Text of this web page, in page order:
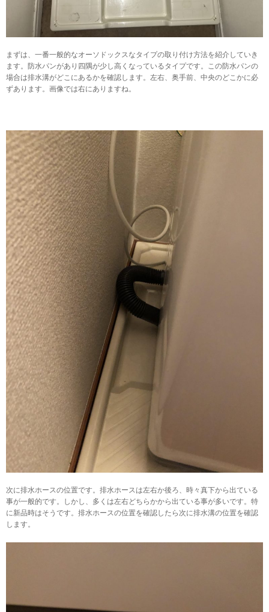
まずは、一番一般的なオーソドックスなタイプの取り付け方法を紹介していき
ます。防水パンがあり四隅が少し高くなっているタイプです。この防水パンの
場合は排水溝がどこにあるかを確認します。左右、奥手前、中央のどこかに必
ずあります。画像では右にありますね。
次に排水ホースの位置です。排水ホースは左右か後ろ、時々真下から出ている
事が一般的です。しかし、多くは左右どちらかから出ている事が多いです。特
に新品時はそうです。排水ホースの位置を確認したら次に排水溝の位置を確認
します。